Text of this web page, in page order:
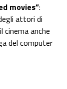
movies”:
attori di
cinema anche
del computer